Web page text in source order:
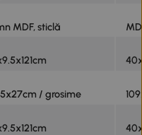
MDF, sticlă
/ grosime